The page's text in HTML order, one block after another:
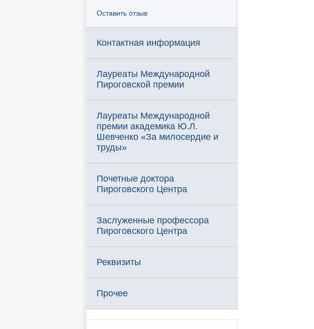
Оставить отзыв
Контактная информация
Лауреаты Международной
Пироговской премии
Лауреаты Международной
премии академика Ю.Л.
Шевченко «За милосердие и
труды»
Почетные доктора
Пироговского Центра
Заслуженные профессора
Пироговского Центра
Реквизиты
Прочее